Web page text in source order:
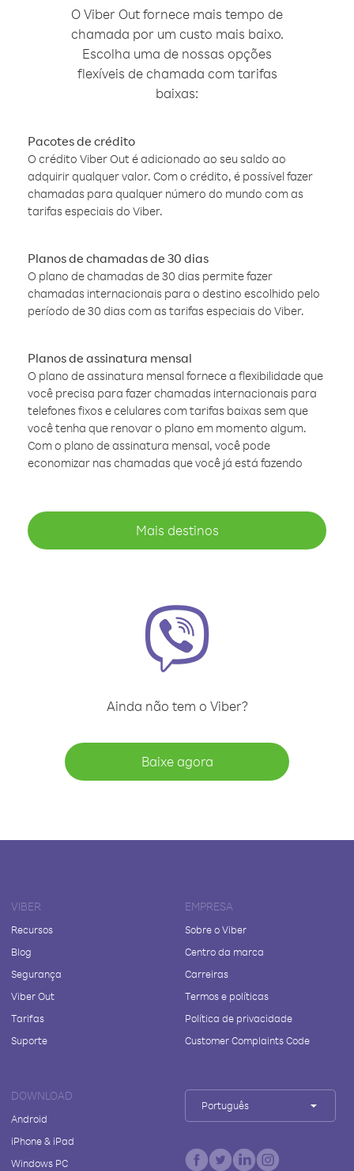
O Viber Out fornece mais tempo de
chamada por um custo mais baixo.
Escolha uma de nossas opções
flexíveis de chamada com tarifas
baixas:
Pacotes de crédito
O crédito Viber Out é adicionado ao seu saldo ao
adquirir qualquer valor. Com o crédito, é possível fazer
chamadas para qualquer número do mundo com as
tarifas especiais do Viber.
Planos de chamadas de 30 dias
O plano de chamadas de 30 dias permite fazer
chamadas internacionais para o destino escolhido pelo
período de 30 dias com as tarifas especiais do Viber.
Planos de assinatura mensal
O plano de assinatura mensal fornece a flexibilidade que
você precisa para fazer chamadas internacionais para
telefones fixos e celulares com tarifas baixas sem que
você tenha que renovar o plano em momento algum.
Com o plano de assinatura mensal, você pode
economizar nas chamadas que você já está fazendo
Mais destinos
Ainda não tem o Viber?
Baixe agora
VIBER
Recursos
Blog
Segurança
Viber Out
Tarifas
Suporte
EMPRESA
Sobre o Viber
Centro da marca
Carreiras
Termos e políticas
Política de privacidade
Customer Complaints Code
DOWNLOAD
Android
iPhone & iPad
Windows PC
Português